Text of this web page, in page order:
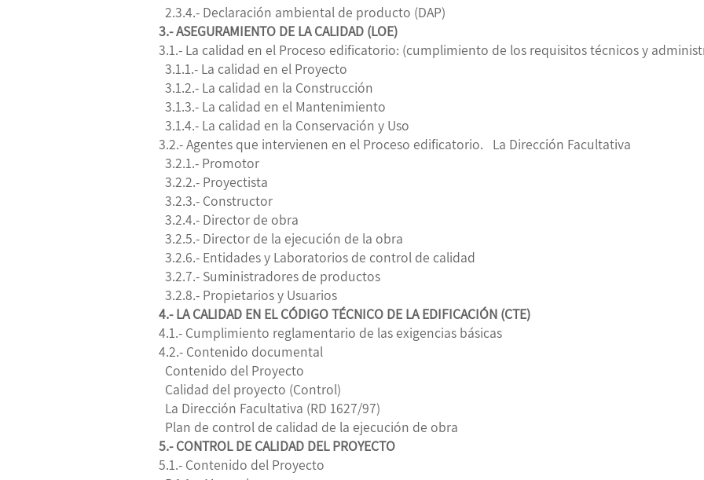
2.3.4.- Declaración ambiental de producto (DAP)
3.- ASEGURAMIENTO DE LA CALIDAD (LOE)
3.1.- La calidad en el Proceso edificatorio: (cumplimiento de los requisitos técnicos y
3.1.1.- La calidad en el Proyecto
3.1.2.- La calidad en la Construcción
3.1.3.- La calidad en el Mantenimiento
3.1.4.- La calidad en la Conservación y Uso
3.2.- Agentes que intervienen en el Proceso edificatorio. La Dirección Facultativa
3.2.1.- Promotor
3.2.2.- Proyectista
3.2.3.- Constructor
3.2.4.- Director de obra
3.2.5.- Director de la ejecución de la obra
3.2.6.- Entidades y Laboratorios de control de calidad
3.2.7.- Suministradores de productos
3.2.8.- Propietarios y Usuarios
4.- LA CALIDAD EN EL CÓDIGO TÉCNICO DE LA EDIFICACIÓN (CTE)
4.1.- Cumplimiento reglamentario de las exigencias básicas
4.2.- Contenido documental
Contenido del Proyecto
Calidad del proyecto (Control)
La Dirección Facultativa (RD 1627/97)
Plan de control de calidad de la ejecución de obra
5.- CONTROL DE CALIDAD DEL PROYECTO
5.1.- Contenido del Proyecto